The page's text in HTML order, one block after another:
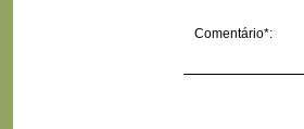
Comentário*: